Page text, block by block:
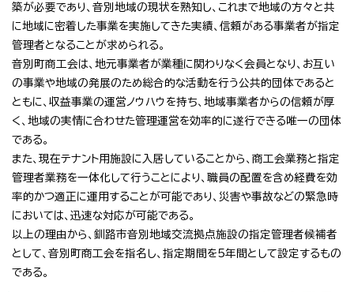
築が必要であり、音別地域の現状を熟知し、これまで地域の方々と共
に地域に密着した事業を実施してきた実績、信頼がある事業者が指定
管理者となることが求められる。
音別町商工会は、地元事業者が業種に関わりなく会員となり、お互い
の事業や地域の発展のため総合的な活動を行う公共的団体であると
ともに、収益事業の運営ノウハウを持ち、地域事業者からの信頼が厚
く、地域の実情に合わせた管理運営を効率的に遂行できる唯一の団体
である。
また、現在テナント用施設に入居していることから、商工会業務と指定
管理者業務を一体化して行うことにより、職員の配置を含め経費を効
率的かつ適正に運用することが可能であり、災害や事故などの緊急時
においては、迅速な対応が可能である。
以上の理由から、釧路市音別地域交流拠点施設の指定管理者候補者
として、音別町商工会を指名し、指定期間を5年間として設定するもの
である。